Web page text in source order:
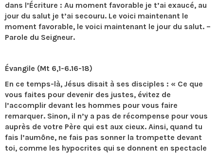
dans l’Écriture : Au moment favorable je t’ai exaucé, au
jour du salut je t’ai secouru. Le voici maintenant le
moment favorable, le voici maintenant le jour du salut. –
Parole du Seigneur.
Évangile (Mt 6,1-6.16-18)
En ce temps-là, Jésus disait à ses disciples : « Ce que
vous faites pour devenir des justes, évitez de
l’accomplir devant les hommes pour vous faire
remarquer. Sinon, il n’y a pas de récompense pour vous
auprès de votre Père qui est aux cieux. Ainsi, quand tu
fais l’aumône, ne fais pas sonner la trompette devant
toi, comme les hypocrites qui se donnent en spectacle